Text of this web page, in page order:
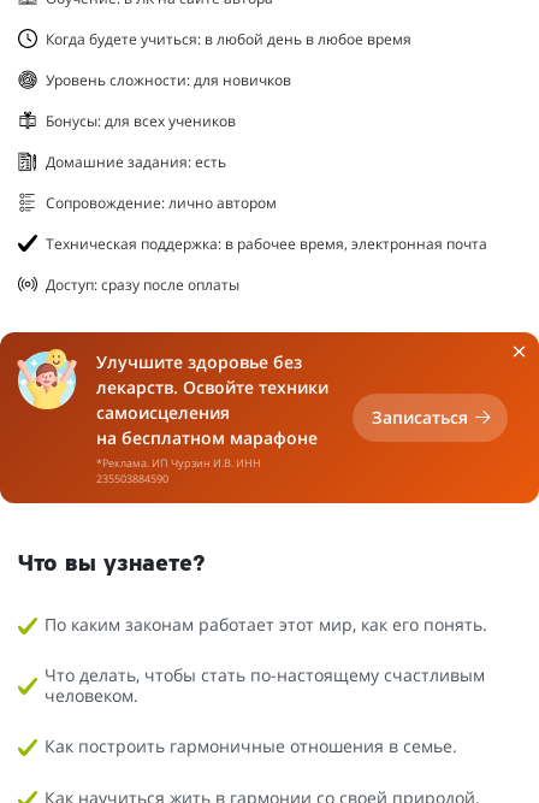
Когда будете учиться: в любой день в любое время
Уровень сложности: для новичков
Бонусы: для всех учеников
Домашние задания: есть
Сопровождение: лично автором
Техническая поддержка: в рабочее время, электронная почта
Доступ: сразу после оплаты
Улучшите здоровье без
лекарств. Освойте техники
самоисцеления
на бесплатном марафоне
*Реклама. ИП Чурзин И.В. ИНН
235503884590
Записаться
Что вы узнаете?
По каким законам работает этот мир, как его понять.
Что делать, чтобы стать по-настоящему счастливым
человеком.
Как построить гармоничные отношения в семье.
Как научиться жить в гармонии со своей природой.